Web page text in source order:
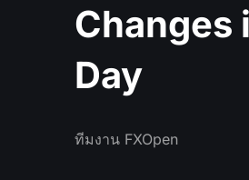
Changes
Day
ทีมงาน FXOpen